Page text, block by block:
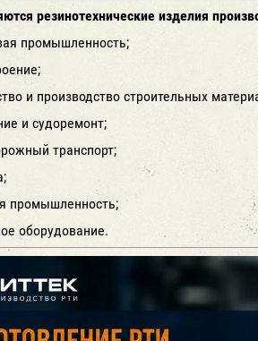
резинотехнические изделия
промышленность;
и производство строительных
и судоремонт;
транспорт;
промышленность;
оборудование.